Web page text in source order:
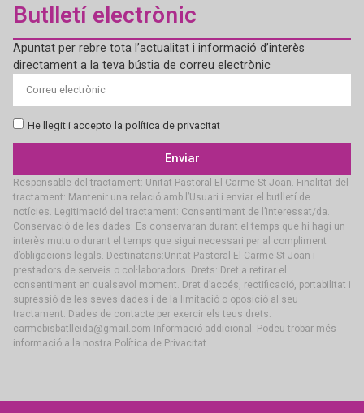
Butlletí electrònic
Apuntat per rebre tota l’actualitat i informació d’interès
directament a la teva bústia de correu electrònic
He llegit i accepto la política de privacitat
Enviar
Responsable del tractament: Unitat Pastoral El Carme St Joan. Finalitat del
tractament: Mantenir una relació amb l’Usuari i enviar el butlletí de
notícies. Legitimació del tractament: Consentiment de l’interessat/da.
Conservació de les dades: Es conservaran durant el temps que hi hagi un
interès mutu o durant el temps que sigui necessari per al compliment
d’obligacions legals. Destinataris:Unitat Pastoral El Carme St Joan i
prestadors de serveis o col·laboradors. Drets: Dret a retirar el
consentiment en qualsevol moment. Dret d’accés, rectificació, portabilitat i
supressió de les seves dades i de la limitació o oposició al seu
tractament. Dades de contacte per exercir els teus drets:
carmebisbatlleida@gmail.com Informació addicional: Podeu trobar més
informació a la nostra Política de Privacitat.